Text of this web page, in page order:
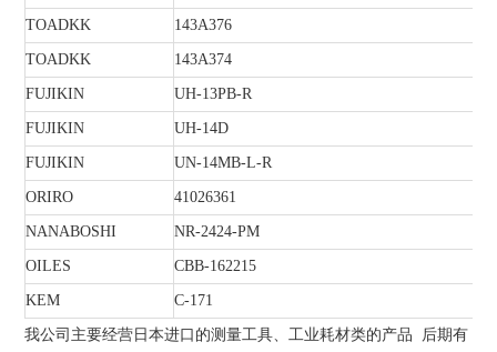
TOADKK 143A376
TOADKK 143A374
FUJIKIN UH-13PB-R
FUJIKIN UH-14D
FUJIKIN UN-14MB-L-R
ORIRO 41026361
NANABOSHI NR-2424-PM
OILES CBB-162215
KEM C-171
我公司主要经营日本进口的测量工具、工业耗材类的产品 后期有